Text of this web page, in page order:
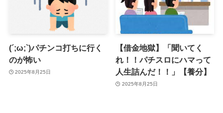
(´;ω;`)パチンコ打ちに行く
のが怖い
2025年8月25日
【借金地獄】「聞いてく
れ！！パチスロにハマって
人生詰んだ！！」【養分】
2025年8月25日